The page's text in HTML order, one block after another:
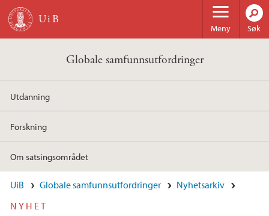
Hopp til hovedinnhold
Meny Søk
Globale samfunnsutfordringer
Utdanning
Forskning
Om satsingsområdet
UiB Globale samfunnsutfordringer
Nyhetsarkiv
NYHET